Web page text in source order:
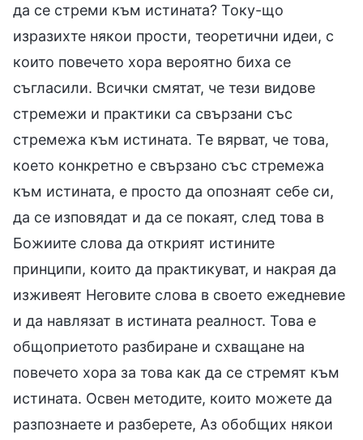
да се стреми към истината? Току-що
изразихте някои прости, теоретични идеи, с
които повечето хора вероятно биха се
съгласили. Всички смятат, че тези видове
стремежи и практики са свързани със
стремежа към истината. Те вярват, че това,
което конкретно е свързано със стремежа
към истината, е просто да опознаят себе си,
да се изповядат и да се покаят, след това в
Божиите слова да открият истините
принципи, които да практикуват, и накрая да
изживеят Неговите слова в своето ежедневие
и да навлязат в истината реалност. Това е
общоприетото разбиране и схващане на
повечето хора за това как да се стремят към
истината. Освен методите, които можете да
разпознаете и разберете, Аз обобщих някои